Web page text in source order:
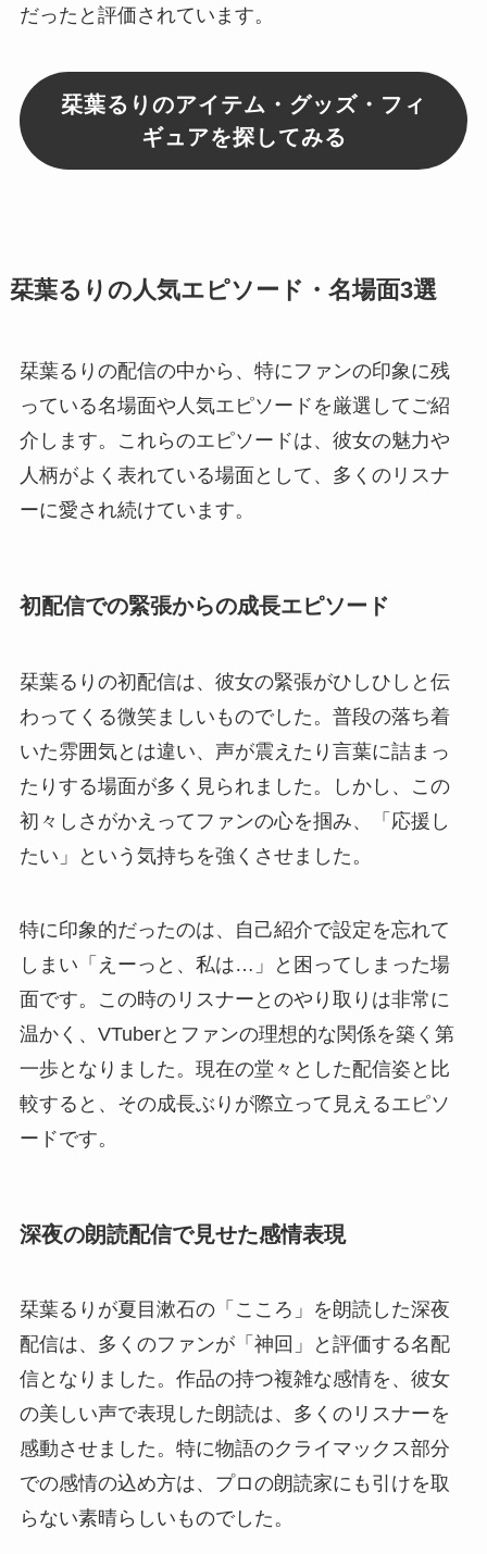
だったと評価されています。
栞葉るりのアイテム・グッズ・フィ
ギュアを探してみる
栞葉るりの人気エピソード・名場面3選
栞葉るりの配信の中から、特にファンの印象に残
っている名場面や人気エピソードを厳選してご紹
介します。これらのエピソードは、彼女の魅力や
人柄がよく表れている場面として、多くのリスナ
ーに愛され続けています。
初配信での緊張からの成長エピソード
栞葉るりの初配信は、彼女の緊張がひしひしと伝
わってくる微笑ましいものでした。普段の落ち着
いた雰囲気とは違い、声が震えたり言葉に詰まっ
たりする場面が多く見られました。しかし、この
初々しさがかえってファンの心を掴み、「応援し
たい」という気持ちを強くさせました。
特に印象的だったのは、自己紹介で設定を忘れて
しまい「えーっと、私は…」と困ってしまった場
面です。この時のリスナーとのやり取りは非常に
温かく、VTuberとファンの理想的な関係を築く第
一歩となりました。現在の堂々とした配信姿と比
較すると、その成長ぶりが際立って見えるエピソ
ードです。
深夜の朗読配信で見せた感情表現
栞葉るりが夏目漱石の「こころ」を朗読した深夜
配信は、多くのファンが「神回」と評価する名配
信となりました。作品の持つ複雑な感情を、彼女
の美しい声で表現した朗読は、多くのリスナーを
感動させました。特に物語のクライマックス部分
での感情の込め方は、プロの朗読家にも引けを取
らない素晴らしいものでした。